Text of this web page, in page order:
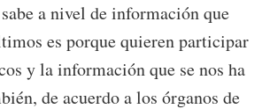
a nivel de información que
es porque quieren participar
y la información que se nos ha
de acuerdo a los órganos de